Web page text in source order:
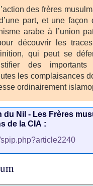
des frères
part, et une façon
arabe à l’union
découvrir les
qui peut se
des
les complaisances
ordinairement
du Nil - Les Frères
de la CIA :